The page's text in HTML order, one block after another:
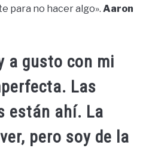
para no hacer algo». Aaron
a gusto con mi
Las
están ahí. La
pero soy de la